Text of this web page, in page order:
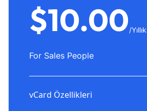
$10.00/Yıllık
For Sales People
vCard Özellikleri